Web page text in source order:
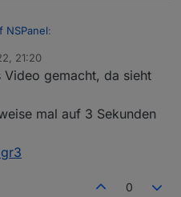
NSPanel:
NSPanel:
reproduzieren. Habe
lang geswitcht. Das
mir
und emuliere das mal mit 10
- denke das wird wohl
21:20
Video gemacht, da sieht
mal auf 3 Sekunden
0